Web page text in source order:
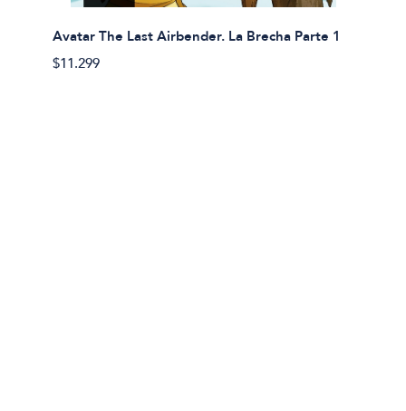
Avatar The Last Airbender. La Brecha Parte 1
$11.299